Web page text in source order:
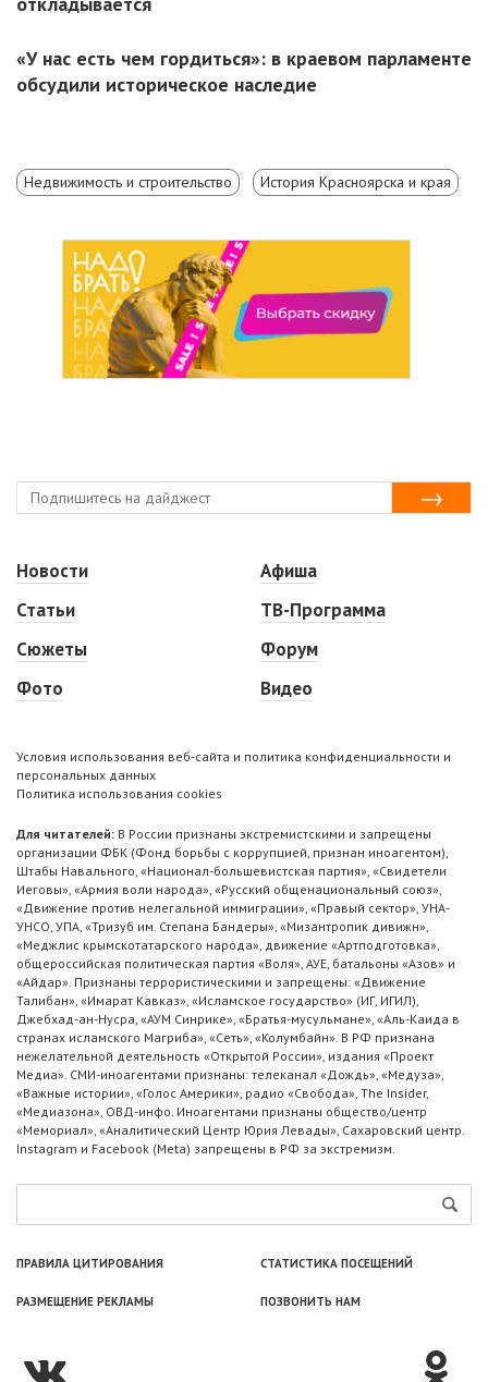
«У нас есть чем гордиться»: в краевом парламенте
обсудили историческое наследие
Недвижимость и строительство История Красноярска и края
Новости
Статьи
Сюжеты
Фото
Афиша
ТВ-Программа
Форум
Видео
Условия использования веб-сайта и политика конфиденциальности и
персональных данных
Политика использования cookies
Для читателей: В России признаны экстремистскими и запрещены
организации ФБК (Фонд борьбы с коррупцией, признан иноагентом),
Штабы Навального, «Национал-большевистская партия», «Свидетели
Иеговы», «Армия воли народа», «Русский общенациональный союз»,
«Движение против нелегальной иммиграции», «Правый сектор», УНА-
УНСО, УПА, «Тризуб им. Степана Бандеры», «Мизантропик дивижн»,
«Меджлис крымскотатарского народа», движение «Артподготовка»,
общероссийская политическая партия «Воля», АУЕ, батальоны «Азов» и
«Айдар». Признаны террористическими и запрещены: «Движение
Талибан», «Имарат Кавказ», «Исламское государство» (ИГ, ИГИЛ),
Джебхад-ан-Нусра, «АУМ Синрике», «Братья-мусульмане», «Аль-Каида в
странах исламского Магриба», «Сеть», «Колумбайн». В РФ признана
нежелательной деятельность «Открытой России», издания «Проект
Медиа». СМИ-иноагентами признаны: телеканал «Дождь», «Медуза»,
«Важные истории», «Голос Америки», радио «Свобода», The Insider,
«Медиазона», ОВД-инфо. Иноагентами признаны общество/центр
«Мемориал», «Аналитический Центр Юрия Левады», Сахаровский центр.
Instagram и Facebook (Metа) запрещены в РФ за экстремизм.
ПРАВИЛА ЦИТИРОВАНИЯ СТАТИСТИКА ПОСЕЩЕНИЙ
РАЗМЕЩЕНИЕ РЕКЛАМЫ ПОЗВОНИТЬ НАМ